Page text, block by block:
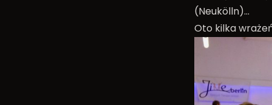
(Neukölln)…
Oto kilka